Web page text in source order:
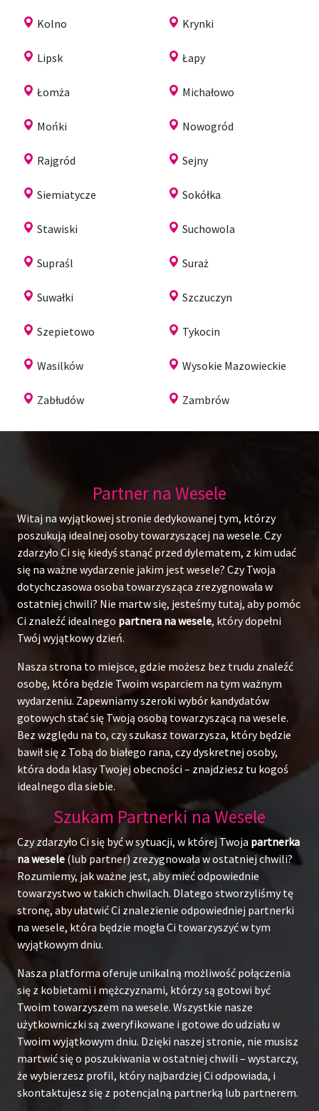
Kolno Krynki
Lipsk Łapy
Łomża Michałowo
Mońki Nowogród
Rajgród Sejny
Siemiatycze Sokółka
Stawiski Suchowola
Supraśl Suraż
Suwałki Szczuczyn
Szepietowo Tykocin
Wasilków Wysokie Mazowieckie
Zabłudów Zambrów
Partner na Wesele
Witaj na wyjątkowej stronie dedykowanej tym, którzy
poszukują idealnej osoby towarzyszącej na wesele. Czy
zdarzyło Ci się kiedyś stanąć przed dylematem, z kim udać
się na ważne wydarzenie jakim jest wesele? Czy Twoja
dotychczasowa osoba towarzysząca zrezygnowała w
ostatniej chwili? Nie martw się, jesteśmy tutaj, aby pomóc
Ci znaleźć idealnego partnera na wesele, który dopełni
Twój wyjątkowy dzień.
Nasza strona to miejsce, gdzie możesz bez trudu znaleźć
osobę, która będzie Twoim wsparciem na tym ważnym
wydarzeniu. Zapewniamy szeroki wybór kandydatów
gotowych stać się Twoją osobą towarzyszącą na wesele.
Bez względu na to, czy szukasz towarzysza, który będzie
bawił się z Tobą do białego rana, czy dyskretnej osoby,
która doda klasy Twojej obecności – znajdziesz tu kogoś
idealnego dla siebie.
Szukam Partnerki na Wesele
Czy zdarzyło Ci się być w sytuacji, w której Twoja partnerka
na wesele (lub partner) zrezygnowała w ostatniej chwili?
Rozumiemy, jak ważne jest, aby mieć odpowiednie
towarzystwo w takich chwilach. Dlatego stworzyliśmy tę
stronę, aby ułatwić Ci znalezienie odpowiedniej partnerki
na wesele, która będzie mogła Ci towarzyszyć w tym
wyjątkowym dniu.
Nasza platforma oferuje unikalną możliwość połączenia
się z kobietami i mężczyznami, którzy są gotowi być
Twoim towarzyszem na wesele. Wszystkie nasze
użytkowniczki są zweryfikowane i gotowe do udziału w
Twoim wyjątkowym dniu. Dzięki naszej stronie, nie musisz
martwić się o poszukiwania w ostatniej chwili – wystarczy,
że wybierzesz profil, który najbardziej Ci odpowiada, i
skontaktujesz się z potencjalną partnerką lub partnerem.